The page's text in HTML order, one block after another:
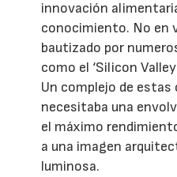
innovación
conocimiento. No en
bautizado por
como el ‘Silicon
Un complejo de
necesitaba una
el máximo
a una imagen
luminosa.